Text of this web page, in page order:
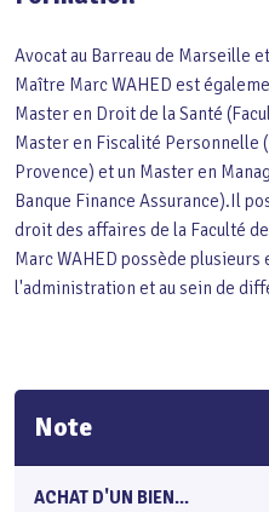
Avocat au Barreau de Marseille
Maître Marc WAHED est
Master en Droit de la Santé
Master en Fiscalité Personnelle
Provence) et un Master en
Banque Finance Assurance).Il
droit des affaires de la Faculté
Marc WAHED possède
l'administration et au sein de
Note
ACHAT D'UN BIEN...